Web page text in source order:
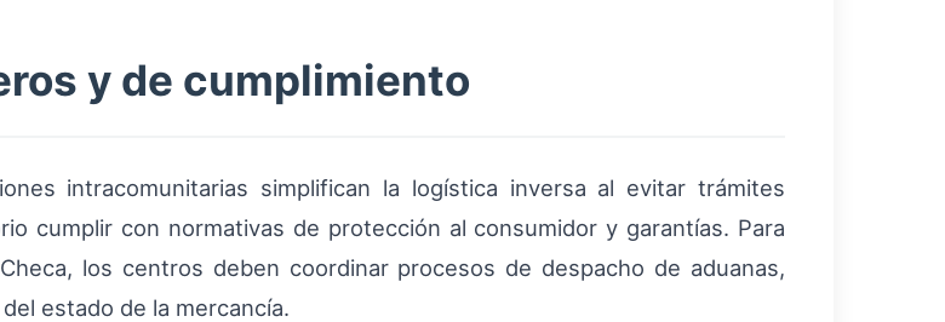
y de cumplimiento
intracomunitarias simplifican la logística inversa al evitar trámites
cumplir con normativas de protección al consumidor y garantías. Para
los centros deben coordinar procesos de despacho de aduanas,
estado de la mercancía.